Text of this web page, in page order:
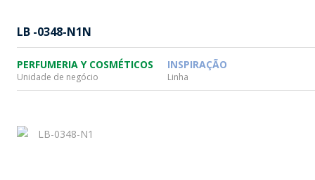
LB -0348-N1N
PERFUMERIA Y COSMÉTICOS
Unidade de negócio
INSPIRAÇÃO
Linha